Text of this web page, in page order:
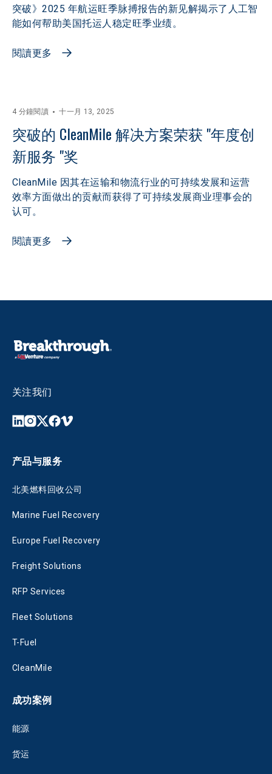
突破》2025 年航运旺季脉搏报告的新见解揭示了人工智
能如何帮助美国托运人稳定旺季业绩。
閱讀更多
4 分鐘閱讀 十一月 13, 2025
突破的 CleanMile 解决方案荣获 "年度创
新服务 "奖
CleanMile 因其在运输和物流行业的可持续发展和运营
效率方面做出的贡献而获得了可持续发展商业理事会的
认可。
閱讀更多
关注我们
产品与服务
北美燃料回收公司
Marine Fuel Recovery
Europe Fuel Recovery
Freight Solutions
RFP Services
Fleet Solutions
T-Fuel
CleanMile
成功案例
能源
货运